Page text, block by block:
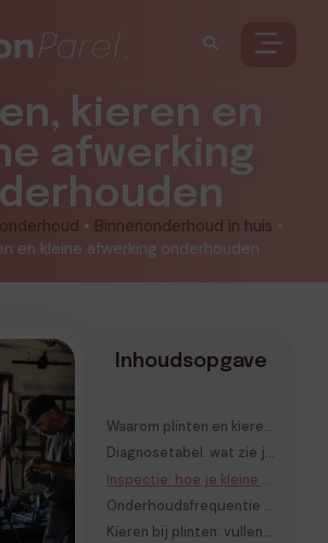
kieren en
afwerking
• Binnenonderhoud in huis •
en kleine afwerking onderhouden
Inhoudsopgave
Waarom plinten en kieren in huis ontstaan
Diagnosetabel: wat zie je en wat betekent het
Inspectie: hoe je kleine afwerking in huis systematisch bekijkt
Onderhoudsfrequentie en realistische aanpak
Kieren bij plinten: vullen of eerst begrijpen?